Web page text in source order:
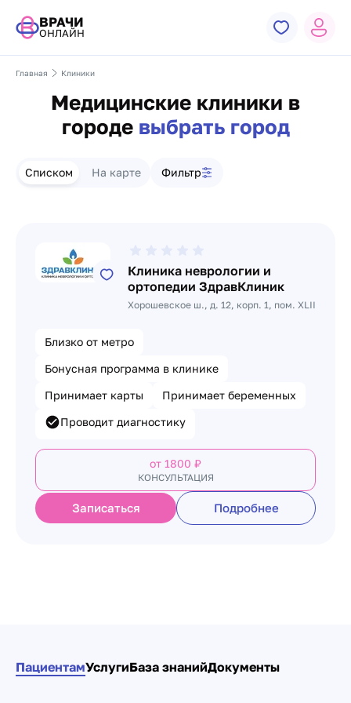
ВРАЧИ
ОНЛАЙН
Главная Клиники
Медицинские клиники в
городе выбрать город
Списком На карте Фильтр
Клиника неврологии и
ортопедии ЗдравКлиник
Хорошевское ш., д. 12, корп. 1, пом. XLII
Близко от метро
Бонусная программа в клинике
Принимает карты
Принимает беременных
Проводит диагностику
от 1800 ₽
КОНСУЛЬТАЦИЯ
Записаться Подробнее
ПациентамУслугиБаза знанийДокументы